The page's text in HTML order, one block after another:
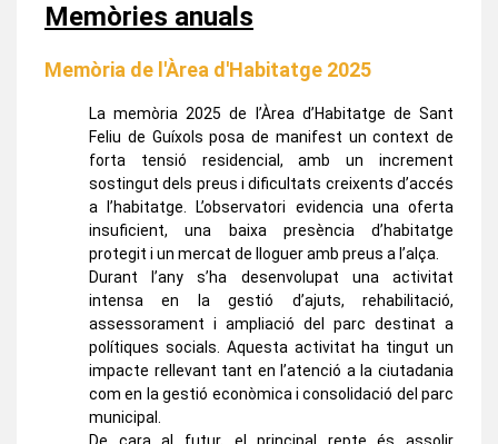
Memòries anuals
Memòria de l'Àrea d'Habitatge 2025
La memòria 2025 de l’Àrea d’Habitatge de Sant
Feliu de Guíxols posa de manifest un context de
forta tensió residencial, amb un increment
sostingut dels preus i dificultats creixents d’accés
a l’habitatge. L’observatori evidencia una oferta
insuficient, una baixa presència d’habitatge
protegit i un mercat de lloguer amb preus a l’alça.
Durant l’any s’ha desenvolupat una activitat
intensa en la gestió d’ajuts, rehabilitació,
assessorament i ampliació del parc destinat a
polítiques socials. Aquesta activitat ha tingut un
impacte rellevant tant en l’atenció a la ciutadania
com en la gestió econòmica i consolidació del parc
municipal.